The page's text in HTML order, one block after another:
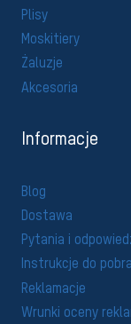
Plisy
Moskitiery
Żaluzje
Akcesoria
Informacje
Blog
Dostawa
Pytania i
Instrukcje do
Reklamacje
Wrunki oceny